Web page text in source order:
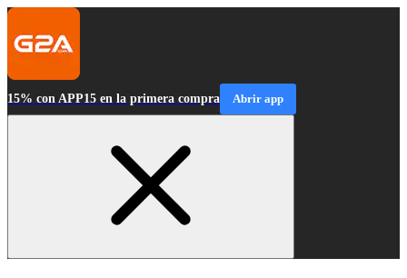
15% con APP15 en la primera compra Abrir app